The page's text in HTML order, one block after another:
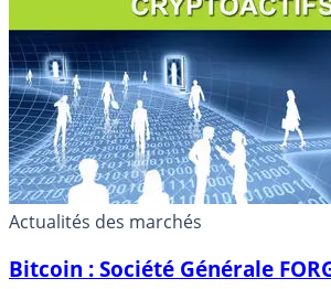
Actualités des marchés
Bitcoin : Société Générale